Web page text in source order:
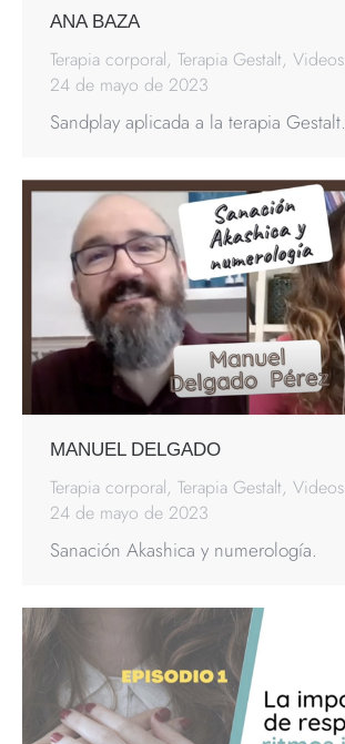
ANA BAZA
Terapia corporal, Terapia Gestalt, Videos
24 de mayo de 2023
Sandplay aplicada a la terapia Gestalt.
MANUEL DELGADO
Terapia corporal, Terapia Gestalt, Videos
24 de mayo de 2023
Sanación Akashica y numerología.